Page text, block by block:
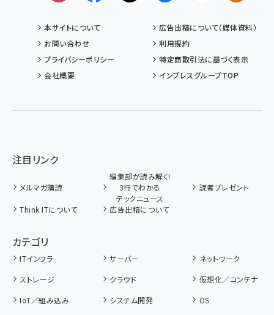
本サイトについて
広告出稿について（媒体資料）
お問い合わせ
利用規約
プライバシーポリシー
特定商取引法に基づく表示
会社概要
インプレスグループTOP
注目リンク
メルマガ購読
編集部が読み解く!
3行でわかる
テックニュース
読者プレゼント
Think ITについて 広告出稿について
カテゴリ
ITインフラ サーバー
ネットワーク
ストレージ
クラウド
仮想化／コンテナ
IoT／組み込み
システム開発 OS